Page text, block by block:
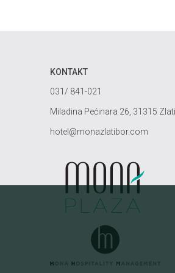
KONTAKT
031/ 841-021
Miladina Pećinara 26, 31315
hotel@monazlatibor.com